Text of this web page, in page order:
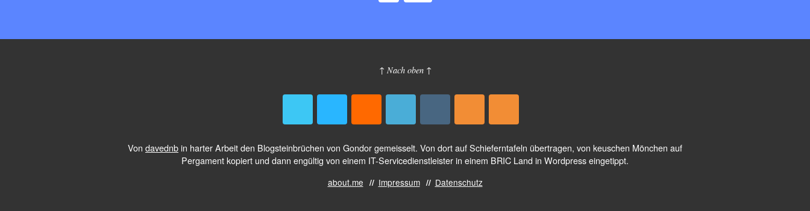
↑ Nach oben ↑
Von davednbin harter Arbeit den Blogsteinbrüchen von Gondor gemeisselt. Von dort auf Schieferntafeln übertragen, von keuschen Mönchen auf
Pergament kopiert und dann engültig von einem IT-Servicedienstleister in einem BRIC Land in Wordpress eingetippt.
about.me Impressum Datenschutz